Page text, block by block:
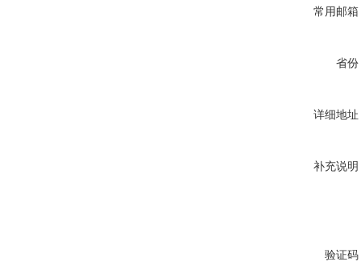
常用邮箱
省份
详细地址
补充说明
验证码